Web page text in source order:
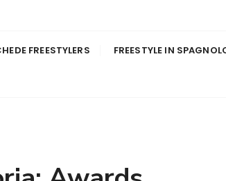
Italiano
FREESTYLERS FREESTYLE IN